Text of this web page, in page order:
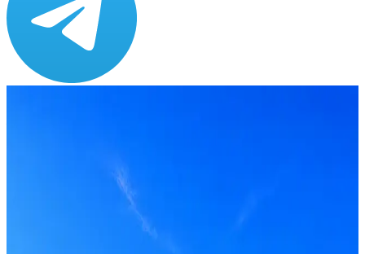
Оффер быстрее с Эйч